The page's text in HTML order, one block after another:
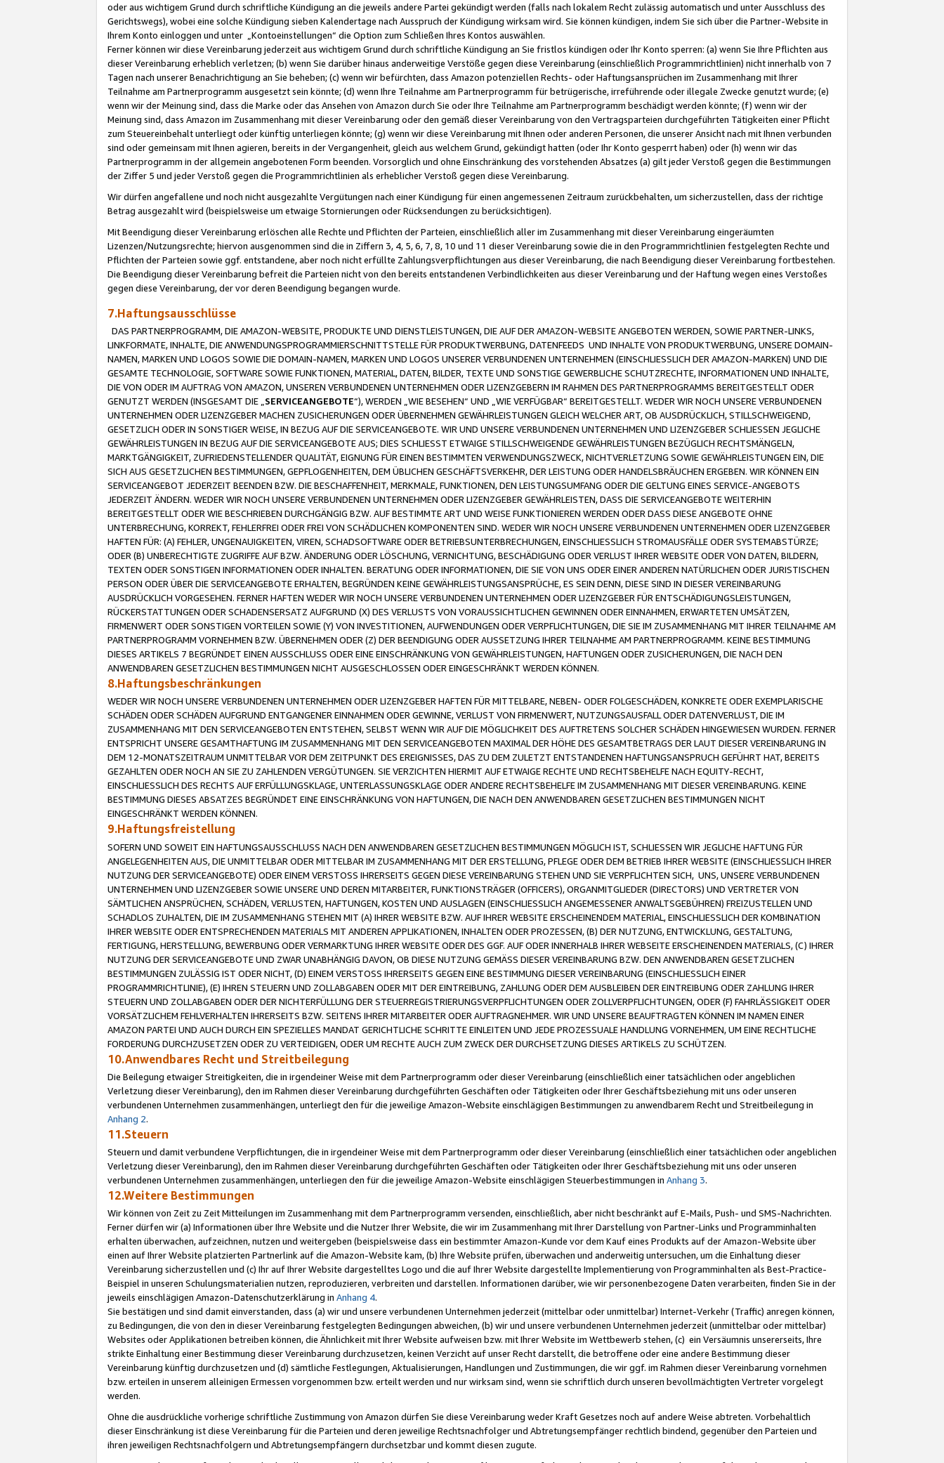
oder aus wichtigem Grund durch schriftliche Kündigung an die jeweils andere Partei gekündigt werden (falls nach lokalem Recht zulässig automatisch und unter Ausschluss des
Gerichtswegs), wobei eine solche Kündigung sieben Kalendertage nach Ausspruch der Kündigung wirksam wird. Sie können kündigen, indem Sie sich über die Partner-Website in
Ihrem Konto einloggen und unter „Kontoeinstellungen“ die Option zum Schließen Ihres Kontos auswählen.
Ferner können wir diese Vereinbarung jederzeit aus wichtigem Grund durch schriftliche Kündigung an Sie fristlos kündigen oder Ihr Konto sperren: (a) wenn Sie Ihre Pflichten aus
dieser Vereinbarung erheblich verletzen; (b) wenn Sie darüber hinaus anderweitige Verstöße gegen diese Vereinbarung (einschließlich Programmrichtlinien) nicht innerhalb von 7
Tagen nach unserer Benachrichtigung an Sie beheben; (c) wenn wir befürchten, dass Amazon potenziellen Rechts- oder Haftungsansprüchen im Zusammenhang mit Ihrer
Teilnahme am Partnerprogramm ausgesetzt sein könnte; (d) wenn Ihre Teilnahme am Partnerprogramm für betrügerische, irreführende oder illegale Zwecke genutzt wurde; (e)
wenn wir der Meinung sind, dass die Marke oder das Ansehen von Amazon durch Sie oder Ihre Teilnahme am Partnerprogramm beschädigt werden könnte; (f) wenn wir der
Meinung sind, dass Amazon im Zusammenhang mit dieser Vereinbarung oder den gemäß dieser Vereinbarung von den Vertragsparteien durchgeführten Tätigkeiten einer Pflicht
zum Steuereinbehalt unterliegt oder künftig unterliegen könnte; (g) wenn wir diese Vereinbarung mit Ihnen oder anderen Personen, die unserer Ansicht nach mit Ihnen verbunden
sind oder gemeinsam mit Ihnen agieren, bereits in der Vergangenheit, gleich aus welchem Grund, gekündigt hatten (oder Ihr Konto gesperrt haben) oder (h) wenn wir das
Partnerprogramm in der allgemein angebotenen Form beenden. Vorsorglich und ohne Einschränkung des vorstehenden Absatzes (a) gilt jeder Verstoß gegen die Bestimmungen
der Ziffer 5 und jeder Verstoß gegen die Programmrichtlinien als erheblicher Verstoß gegen diese Vereinbarung.
Wir dürfen angefallene und noch nicht ausgezahlte Vergütungen nach einer Kündigung für einen angemessenen Zeitraum zurückbehalten, um sicherzustellen, dass der richtige
Betrag ausgezahlt wird (beispielsweise um etwaige Stornierungen oder Rücksendungen zu berücksichtigen).
Mit Beendigung dieser Vereinbarung erlöschen alle Rechte und Pflichten der Parteien, einschließlich aller im Zusammenhang mit dieser Vereinbarung eingeräumten
Lizenzen/Nutzungsrechte; hiervon ausgenommen sind die in Ziffern 3, 4, 5, 6, 7, 8, 10 und 11 dieser Vereinbarung sowie die in den Programmrichtlinien festgelegten Rechte und
Pflichten der Parteien sowie ggf. entstandene, aber noch nicht erfüllte Zahlungsverpflichtungen aus dieser Vereinbarung, die nach Beendigung dieser Vereinbarung fortbestehen.
Die Beendigung dieser Vereinbarung befreit die Parteien nicht von den bereits entstandenen Verbindlichkeiten aus dieser Vereinbarung und der Haftung wegen eines Verstoßes
gegen diese Vereinbarung, der vor deren Beendigung begangen wurde.
7.Haftungsausschlüsse
DAS PARTNERPROGRAMM, DIE AMAZON-WEBSITE, PRODUKTE UND DIENSTLEISTUNGEN, DIE AUF DER AMAZON-WEBSITE ANGEBOTEN WERDEN, SOWIE PARTNER-LINKS,
LINKFORMATE, INHALTE, DIE ANWENDUNGSPROGRAMMIERSCHNITTSTELLE FÜR PRODUKTWERBUNG, DATENFEEDS UND INHALTE VON PRODUKTWERBUNG, UNSERE DOMAIN-
NAMEN, MARKEN UND LOGOS SOWIE DIE DOMAIN-NAMEN, MARKEN UND LOGOS UNSERER VERBUNDENEN UNTERNEHMEN (EINSCHLIESSLICH DER AMAZON-MARKEN) UND DIE
GESAMTE TECHNOLOGIE, SOFTWARE SOWIE FUNKTIONEN, MATERIAL, DATEN, BILDER, TEXTE UND SONSTIGE GEWERBLICHE SCHUTZRECHTE, INFORMATIONEN UND INHALTE,
DIE VON ODER IM AUFTRAG VON AMAZON, UNSEREN VERBUNDENEN UNTERNEHMEN ODER LIZENZGEBERN IM RAHMEN DES PARTNERPROGRAMMS BEREITGESTELLT ODER
GENUTZT WERDEN (INSGESAMT DIE „ SERVICEANGEBOTE“), WERDEN „WIE BESEHEN“ UND „WIE VERFÜGBAR“ BEREITGESTELLT. WEDER WIR NOCH UNSERE VERBUNDENEN
UNTERNEHMEN ODER LIZENZGEBER MACHEN ZUSICHERUNGEN ODER ÜBERNEHMEN GEWÄHRLEISTUNGEN GLEICH WELCHER ART, OB AUSDRÜCKLICH, STILLSCHWEIGEND,
GESETZLICH ODER IN SONSTIGER WEISE, IN BEZUG AUF DIE SERVICEANGEBOTE. WIR UND UNSERE VERBUNDENEN UNTERNEHMEN UND LIZENZGEBER SCHLIESSEN JEGLICHE
GEWÄHRLEISTUNGEN IN BEZUG AUF DIE SERVICEANGEBOTE AUS; DIES SCHLIESST ETWAIGE STILLSCHWEIGENDE GEWÄHRLEISTUNGEN BEZÜGLICH RECHTSMÄNGELN,
MARKTGÄNGIGKEIT, ZUFRIEDENSTELLENDER QUALITÄT, EIGNUNG FÜR EINEN BESTIMMTEN VERWENDUNGSZWECK, NICHTVERLETZUNG SOWIE GEWÄHRLEISTUNGEN EIN, DIE
SICH AUS GESETZLICHEN BESTIMMUNGEN, GEPFLOGENHEITEN, DEM ÜBLICHEN GESCHÄFTSVERKEHR, DER LEISTUNG ODER HANDELSBRÄUCHEN ERGEBEN. WIR KÖNNEN EIN
SERVICEANGEBOT JEDERZEIT BEENDEN BZW. DIE BESCHAFFENHEIT, MERKMALE, FUNKTIONEN, DEN LEISTUNGSUMFANG ODER DIE GELTUNG EINES SERVICE-ANGEBOTS
JEDERZEIT ÄNDERN. WEDER WIR NOCH UNSERE VERBUNDENEN UNTERNEHMEN ODER LIZENZGEBER GEWÄHRLEISTEN, DASS DIE SERVICEANGEBOTE WEITERHIN
BEREITGESTELLT ODER WIE BESCHRIEBEN DURCHGÄNGIG BZW. AUF BESTIMMTE ART UND WEISE FUNKTIONIEREN WERDEN ODER DASS DIESE ANGEBOTE OHNE
UNTERBRECHUNG, KORREKT, FEHLERFREI ODER FREI VON SCHÄDLICHEN KOMPONENTEN SIND. WEDER WIR NOCH UNSERE VERBUNDENEN UNTERNEHMEN ODER LIZENZGEBER
HAFTEN FÜR: (A) FEHLER, UNGENAUIGKEITEN, VIREN, SCHADSOFTWARE ODER BETRIEBSUNTERBRECHUNGEN, EINSCHLIESSLICH STROMAUSFÄLLE ODER SYSTEMABSTÜRZE;
ODER (B) UNBERECHTIGTE ZUGRIFFE AUF BZW. ÄNDERUNG ODER LÖSCHUNG, VERNICHTUNG, BESCHÄDIGUNG ODER VERLUST IHRER WEBSITE ODER VON DATEN, BILDERN,
TEXTEN ODER SONSTIGEN INFORMATIONEN ODER INHALTEN. BERATUNG ODER INFORMATIONEN, DIE SIE VON UNS ODER EINER ANDEREN NATÜRLICHEN ODER JURISTISCHEN
PERSON ODER ÜBER DIE SERVICEANGEBOTE ERHALTEN, BEGRÜNDEN KEINE GEWÄHRLEISTUNGSANSPRÜCHE, ES SEIN DENN, DIESE SIND IN DIESER VEREINBARUNG
AUSDRÜCKLICH VORGESEHEN. FERNER HAFTEN WEDER WIR NOCH UNSERE VERBUNDENEN UNTERNEHMEN ODER LIZENZGEBER FÜR ENTSCHÄDIGUNGSLEISTUNGEN,
RÜCKERSTATTUNGEN ODER SCHADENSERSATZ AUFGRUND (X) DES VERLUSTS VON VORAUSSICHTLICHEN GEWINNEN ODER EINNAHMEN, ERWARTETEN UMSÄTZEN,
FIRMENWERT ODER SONSTIGEN VORTEILEN SOWIE (Y) VON INVESTITIONEN, AUFWENDUNGEN ODER VERPFLICHTUNGEN, DIE SIE IM ZUSAMMENHANG MIT IHRER TEILNAHME AM
PARTNERPROGRAMM VORNEHMEN BZW. ÜBERNEHMEN ODER (Z) DER BEENDIGUNG ODER AUSSETZUNG IHRER TEILNAHME AM PARTNERPROGRAMM. KEINE BESTIMMUNG
DIESES ARTIKELS 7 BEGRÜNDET EINEN AUSSCHLUSS ODER EINE EINSCHRÄNKUNG VON GEWÄHRLEISTUNGEN, HAFTUNGEN ODER ZUSICHERUNGEN, DIE NACH DEN
ANWENDBAREN GESETZLICHEN BESTIMMUNGEN NICHT AUSGESCHLOSSEN ODER EINGESCHRÄNKT WERDEN KÖNNEN.
8.Haftungsbeschränkungen
WEDER WIR NOCH UNSERE VERBUNDENEN UNTERNEHMEN ODER LIZENZGEBER HAFTEN FÜR MITTELBARE, NEBEN- ODER FOLGESCHÄDEN, KONKRETE ODER EXEMPLARISCHE
SCHÄDEN ODER SCHÄDEN AUFGRUND ENTGANGENER EINNAHMEN ODER GEWINNE, VERLUST VON FIRMENWERT, NUTZUNGSAUSFALL ODER DATENVERLUST, DIE IM
ZUSAMMENHANG MIT DEN SERVICEANGEBOTEN ENTSTEHEN, SELBST WENN WIR AUF DIE MÖGLICHKEIT DES AUFTRETENS SOLCHER SCHÄDEN HINGEWIESEN WURDEN. FERNER
ENTSPRICHT UNSERE GESAMTHAFTUNG IM ZUSAMMENHANG MIT DEN SERVICEANGEBOTEN MAXIMAL DER HÖHE DES GESAMTBETRAGS DER LAUT DIESER VEREINBARUNG IN
DEM 12-MONATSZEITRAUM UNMITTELBAR VOR DEM ZEITPUNKT DES EREIGNISSES, DAS ZU DEM ZULETZT ENTSTANDENEN HAFTUNGSANSPRUCH GEFÜHRT HAT, BEREITS
GEZAHLTEN ODER NOCH AN SIE ZU ZAHLENDEN VERGÜTUNGEN. SIE VERZICHTEN HIERMIT AUF ETWAIGE RECHTE UND RECHTSBEHELFE NACH EQUITY-RECHT,
EINSCHLIESSLICH DES RECHTS AUF ERFÜLLUNGSKLAGE, UNTERLASSUNGSKLAGE ODER ANDERE RECHTSBEHELFE IM ZUSAMMENHANG MIT DIESER VEREINBARUNG. KEINE
BESTIMMUNG DIESES ABSATZES BEGRÜNDET EINE EINSCHRÄNKUNG VON HAFTUNGEN, DIE NACH DEN ANWENDBAREN GESETZLICHEN BESTIMMUNGEN NICHT
EINGESCHRÄNKT WERDEN KÖNNEN.
9.Haftungsfreistellung
SOFERN UND SOWEIT EIN HAFTUNGSAUSSCHLUSS NACH DEN ANWENDBAREN GESETZLICHEN BESTIMMUNGEN MÖGLICH IST, SCHLIESSEN WIR JEGLICHE HAFTUNG FÜR
ANGELEGENHEITEN AUS, DIE UNMITTELBAR ODER MITTELBAR IM ZUSAMMENHANG MIT DER ERSTELLUNG, PFLEGE ODER DEM BETRIEB IHRER WEBSITE (EINSCHLIESSLICH IHRER
NUTZUNG DER SERVICEANGEBOTE) ODER EINEM VERSTOSS IHRERSEITS GEGEN DIESE VEREINBARUNG STEHEN UND SIE VERPFLICHTEN SICH, UNS, UNSERE VERBUNDENEN
UNTERNEHMEN UND LIZENZGEBER SOWIE UNSERE UND DEREN MITARBEITER, FUNKTIONSTRÄGER (OFFICERS), ORGANMITGLIEDER (DIRECTORS) UND VERTRETER VON
SÄMTLICHEN ANSPRÜCHEN, SCHÄDEN, VERLUSTEN, HAFTUNGEN, KOSTEN UND AUSLAGEN (EINSCHLIESSLICH ANGEMESSENER ANWALTSGEBÜHREN) FREIZUSTELLEN UND
SCHADLOS ZUHALTEN, DIE IM ZUSAMMENHANG STEHEN MIT (A) IHRER WEBSITE BZW. AUF IHRER WEBSITE ERSCHEINENDEM MATERIAL, EINSCHLIESSLICH DER KOMBINATION
IHRER WEBSITE ODER ENTSPRECHENDEN MATERIALS MIT ANDEREN APPLIKATIONEN, INHALTEN ODER PROZESSEN, (B) DER NUTZUNG, ENTWICKLUNG, GESTALTUNG,
FERTIGUNG, HERSTELLUNG, BEWERBUNG ODER VERMARKTUNG IHRER WEBSITE ODER DES GGF. AUF ODER INNERHALB IHRER WEBSEITE ERSCHEINENDEN MATERIALS, (C) IHRER
NUTZUNG DER SERVICEANGEBOTE UND ZWAR UNABHÄNGIG DAVON, OB DIESE NUTZUNG GEMÄSS DIESER VEREINBARUNG BZW. DEN ANWENDBAREN GESETZLICHEN
BESTIMMUNGEN ZULÄSSIG IST ODER NICHT, (D) EINEM VERSTOSS IHRERSEITS GEGEN EINE BESTIMMUNG DIESER VEREINBARUNG (EINSCHLIESSLICH EINER
PROGRAMMRICHTLINIE), (E) IHREN STEUERN UND ZOLLABGABEN ODER MIT DER EINTREIBUNG, ZAHLUNG ODER DEM AUSBLEIBEN DER EINTREIBUNG ODER ZAHLUNG IHRER
STEUERN UND ZOLLABGABEN ODER DER NICHTERFÜLLUNG DER STEUERREGISTRIERUNGSVERPFLICHTUNGEN ODER ZOLLVERPFLICHTUNGEN, ODER (F) FAHRLÄSSIGKEIT ODER
VORSÄTZLICHEM FEHLVERHALTEN IHRERSEITS BZW. SEITENS IHRER MITARBEITER ODER AUFTRAGNEHMER. WIR UND UNSERE BEAUFTRAGTEN KÖNNEN IM NAMEN EINER
AMAZON PARTEI UND AUCH DURCH EIN SPEZIELLES MANDAT GERICHTLICHE SCHRITTE EINLEITEN UND JEDE PROZESSUALE HANDLUNG VORNEHMEN, UM EINE RECHTLICHE
FORDERUNG DURCHZUSETZEN ODER ZU VERTEIDIGEN, ODER UM RECHTE AUCH ZUM ZWECK DER DURCHSETZUNG DIESES ARTIKELS ZU SCHÜTZEN.
10.Anwendbares Recht und Streitbeilegung
Die Beilegung etwaiger Streitigkeiten, die in irgendeiner Weise mit dem Partnerprogramm oder dieser Vereinbarung (einschließlich einer tatsächlichen oder angeblichen
Verletzung dieser Vereinbarung), den im Rahmen dieser Vereinbarung durchgeführten Geschäften oder Tätigkeiten oder Ihrer Geschäftsbeziehung mit uns oder unseren
verbundenen Unternehmen zusammenhängen, unterliegt den für die jeweilige Amazon-Website einschlägigen Bestimmungen zu anwendbarem Recht und Streitbeilegung in
Anhang 2.
11.Steuern
Steuern und damit verbundene Verpflichtungen, die in irgendeiner Weise mit dem Partnerprogramm oder dieser Vereinbarung (einschließlich einer tatsächlichen oder angeblichen
Verletzung dieser Vereinbarung), den im Rahmen dieser Vereinbarung durchgeführten Geschäften oder Tätigkeiten oder Ihrer Geschäftsbeziehung mit uns oder unseren
verbundenen Unternehmen zusammenhängen, unterliegen den für die jeweilige Amazon-Website einschlägigen Steuerbestimmungen in Anhang 3.
12.Weitere Bestimmungen
Wir können von Zeit zu Zeit Mitteilungen im Zusammenhang mit dem Partnerprogramm versenden, einschließlich, aber nicht beschränkt auf E-Mails, Push- und SMS-Nachrichten.
Ferner dürfen wir (a) Informationen über Ihre Website und die Nutzer Ihrer Website, die wir im Zusammenhang mit Ihrer Darstellung von Partner-Links und Programminhalten
erhalten überwachen, aufzeichnen, nutzen und weitergeben (beispielsweise dass ein bestimmter Amazon-Kunde vor dem Kauf eines Produkts auf der Amazon-Website über
einen auf Ihrer Website platzierten Partnerlink auf die Amazon-Website kam, (b) Ihre Website prüfen, überwachen und anderweitig untersuchen, um die Einhaltung dieser
Vereinbarung sicherzustellen und (c) Ihr auf Ihrer Website dargestelltes Logo und die auf Ihrer Website dargestellte Implementierung von Programminhalten als Best-Practice-
Beispiel in unseren Schulungsmaterialien nutzen, reproduzieren, verbreiten und darstellen. Informationen darüber, wie wir personenbezogene Daten verarbeiten, finden Sie in der
jeweils einschlägigen Amazon-Datenschutzerklärung in Anhang 4.
Sie bestätigen und sind damit einverstanden, dass (a) wir und unsere verbundenen Unternehmen jederzeit (mittelbar oder unmittelbar) Internet-Verkehr (Traffic) anregen können,
zu Bedingungen, die von den in dieser Vereinbarung festgelegten Bedingungen abweichen, (b) wir und unsere verbundenen Unternehmen jederzeit (unmittelbar oder mittelbar)
Websites oder Applikationen betreiben können, die Ähnlichkeit mit Ihrer Website aufweisen bzw. mit Ihrer Website im Wettbewerb stehen, (c) ein Versäumnis unsererseits, Ihre
strikte Einhaltung einer Bestimmung dieser Vereinbarung durchzusetzen, keinen Verzicht auf unser Recht darstellt, die betroffene oder eine andere Bestimmung dieser
Vereinbarung künftig durchzusetzen und (d) sämtliche Festlegungen, Aktualisierungen, Handlungen und Zustimmungen, die wir ggf. im Rahmen dieser Vereinbarung vornehmen
bzw. erteilen in unserem alleinigen Ermessen vorgenommen bzw. erteilt werden und nur wirksam sind, wenn sie schriftlich durch unseren bevollmächtigten Vertreter vorgelegt
werden.
Ohne die ausdrückliche vorherige schriftliche Zustimmung von Amazon dürfen Sie diese Vereinbarung weder Kraft Gesetzes noch auf andere Weise abtreten. Vorbehaltlich
dieser Einschränkung ist diese Vereinbarung für die Parteien und deren jeweilige Rechtsnachfolger und Abtretungsempfänger rechtlich bindend, gegenüber den Parteien und
ihren jeweiligen Rechtsnachfolgern und Abtretungsempfängern durchsetzbar und kommt diesen zugute.